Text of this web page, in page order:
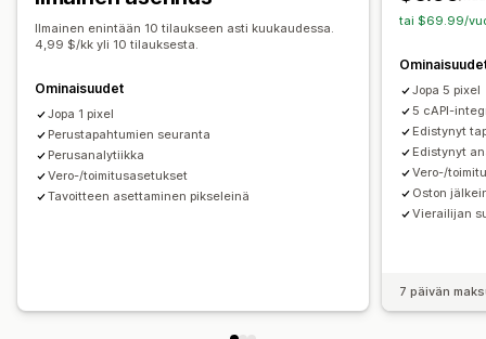
Sitoutumisen mittarit Konversioseuranta
Dashboardit
Näyttökertojen määrät
Liikenteen lähde
Analytiikan dashboard
Ilmainen enintään 10 tilaukseen asti kuukaudessa.
4,99 $/kk yli 10 tilauksesta.
Ominaisuudet
Jopa 1 pixel
Perustapahtumien seuranta
Perusanalytiikka
Vero-/toimitusasetukset
Tavoitteen asettaminen pikseleinä
tai $69.99/
Jopa 5 pixel
5 cAPI-
Edistynyt
Edistynyt
Vero-/
Oston
Vierailijan
7 päivän